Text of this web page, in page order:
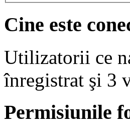
Cine este
Utilizatorii ce
înregistrat şi 3
Permisiunile